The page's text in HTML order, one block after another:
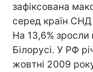
зафіксована
серед країн СНД
На 13,6% зросли
Білорусі. У РФ
жовтні 2009